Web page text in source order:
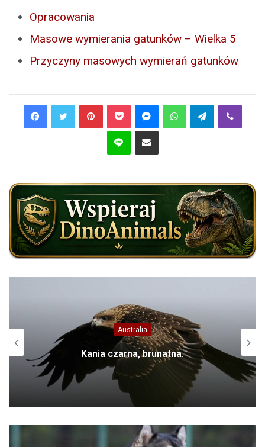
Opracowania
Masowe wymierania gatunków – Wielka 5
Przyczyny masowych wymierań gatunków
PinterestPocket MessengerWhatsAppTelegramViber
Line Share via Email
Domowe
Schipperke – mały pasterz